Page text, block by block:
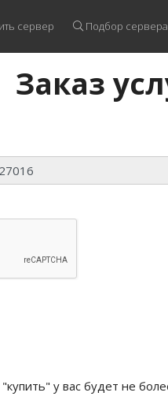
сервер Подбор сервера
Заказ
у вас будет не